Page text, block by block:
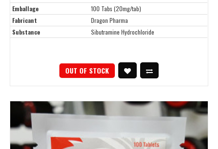
Emballage
100 Tabs (20mg/tab)
Fabricant
Dragon Pharma
Substance
Sibutramine Hydrochloride
OUT OF STOCK